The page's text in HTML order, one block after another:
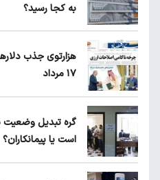
بلاگرهای
ماجرای محدودیت
به کجا رسید؟
هزارتوی جذب
۱۷ مرداد
گره تبدیل وضعیت
است یا پیمانکاران؟